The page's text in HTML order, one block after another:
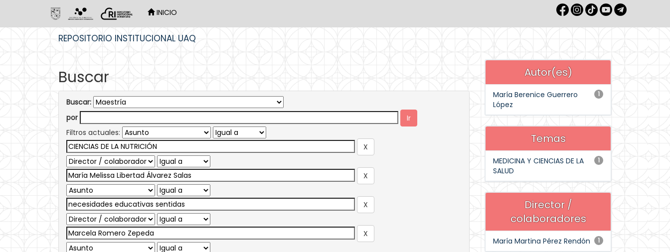
INICIO
REPOSITORIO INSTITUCIONAL UAQ
Buscar
Buscar:
por
Filtros actuales:
Autor(es)
1
María Berenice Guerrero
López
Temas
1
MEDICINA Y CIENCIAS DE LA
SALUD
Director /
colaboradores
1
María Martina Pérez Rendón